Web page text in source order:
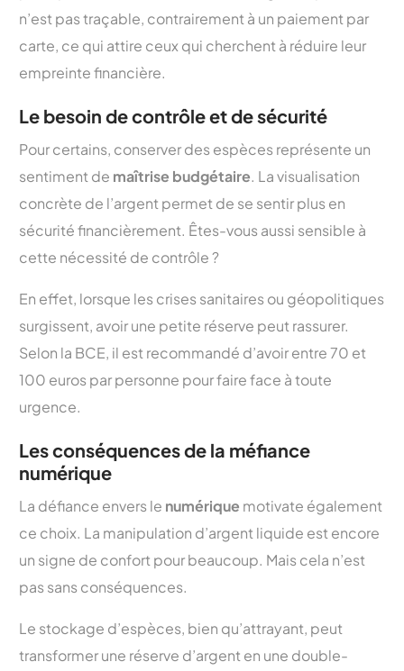
n’est pas traçable, contrairement à un paiement par
carte, ce qui attire ceux qui cherchent à réduire leur
empreinte financière.
Le besoin de contrôle et de sécurité
Pour certains, conserver des espèces représente un
sentiment de maîtrise budgétaire. La visualisation
concrète de l’argent permet de se sentir plus en
sécurité financièrement. Êtes-vous aussi sensible à
cette nécessité de contrôle ?
En effet, lorsque les crises sanitaires ou géopolitiques
surgissent, avoir une petite réserve peut rassurer.
Selon la BCE, il est recommandé d’avoir entre 70 et
100 euros par personne pour faire face à toute
urgence.
Les conséquences de la méfiance
numérique
La défiance envers le numérique motivate également
ce choix. La manipulation d’argent liquide est encore
un signe de confort pour beaucoup. Mais cela n’est
pas sans conséquences.
Le stockage d’espèces, bien qu’attrayant, peut
transformer une réserve d’argent en une double-